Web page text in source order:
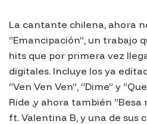
La cantante chilena, ahora
“Emancipación”, un trabajo
hits que por primera vez
digitales. Incluye los ya
“Ven Ven Ven”, “Dime” y
Ride ,y ahora también “Besa
ft. Valentina B, y una de sus